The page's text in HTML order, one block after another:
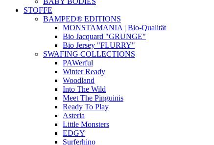
STOFFE
BAMPED® EDITIONS
MONSTAMANIA | Bio-Qualität
Bio Jacquard "GRUNGE"
Bio Jersey "FLURRY"
SWAFING COLLECTIONS
PAWerful
Winter Ready
Woodland
Into The Wild
Meet The Pinguinis
Ready To Play
Asteria
Little Monsters
EDGY
Surferhino